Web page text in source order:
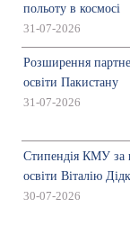
польоту в космосі
31-07-2026
Розширення
освіти Пакистану
31-07-2026
Стипендія КМУ за
освіти Віталію
30-07-2026